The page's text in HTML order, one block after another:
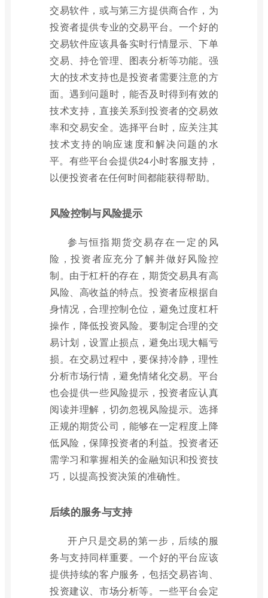
交易软件，或与第三方提供商合作，为
投资者提供专业的交易平台。一个好的
交易软件应该具备实时行情显示、下单
交易、持仓管理、图表分析等功能。强
大的技术支持也是投资者需要注意的方
面。遇到问题时，能否及时得到有效的
技术支持，直接关系到投资者的交易效
率和交易安全。选择平台时，应关注其
技术支持的响应速度和解决问题的水
平。有些平台会提供24小时客服支持，
以便投资者在任何时间都能获得帮助。
风险控制与风险提示
参与恒指期货交易存在一定的风
险，投资者应充分了解并做好风险控
制。由于杠杆的存在，期货交易具有高
风险、高收益的特点。投资者应根据自
身情况，合理控制仓位，避免过度杠杆
操作，降低投资风险。要制定合理的交
易计划，设置止损点，避免出现大幅亏
损。在交易过程中，要保持冷静，理性
分析市场行情，避免情绪化交易。平台
也会提供一些风险提示，投资者应认真
阅读并理解，切勿忽视风险提示。选择
正规的期货公司，能够在一定程度上降
低风险，保障投资者的利益。投资者还
需学习和掌握相关的金融知识和投资技
巧，以提高投资决策的准确性。
后续的服务与支持
开户只是交易的第一步，后续的服
务与支持同样重要。一个好的平台应该
提供持续的客户服务，包括交易咨询、
投资建议、市场分析等。一些平台会定